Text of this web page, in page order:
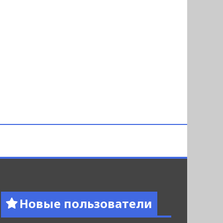
Новые пользователи